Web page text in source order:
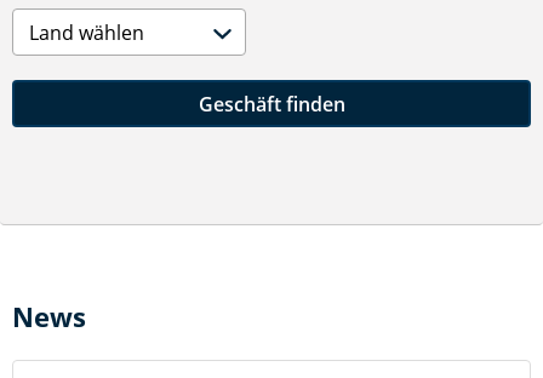
Land wählen
Geschäft finden
News